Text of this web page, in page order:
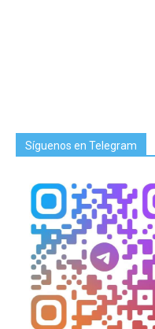
Síguenos en Telegram